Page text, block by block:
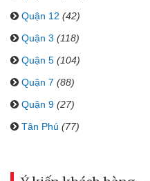
Quận 12 (42)
Quận 3 (118)
Quận 5 (104)
Quận 7 (88)
Quận 9 (27)
Tân Phú (77)